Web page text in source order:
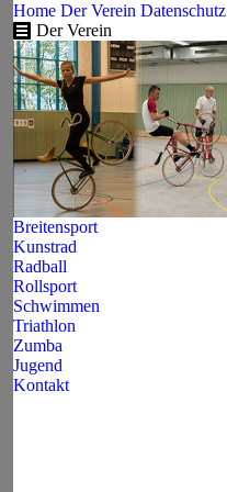
Home Der Verein Datenschutz
Der Verein
Breitensport
Kunstrad
Radball
Rollsport
Schwimmen
Triathlon
Zumba
Jugend
Kontakt